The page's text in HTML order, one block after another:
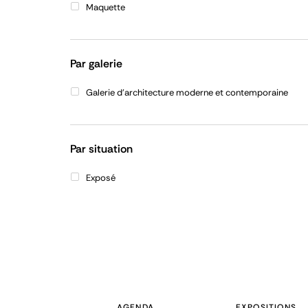
Maquette
Par galerie
Galerie d'architecture moderne et contemporaine
Par situation
Exposé